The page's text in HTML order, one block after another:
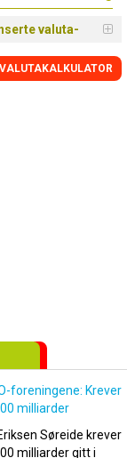
valuta-
VALUTAKALKULATOR
foreningene: Krever
milliarder
Søreide krever
milliarder gitt i